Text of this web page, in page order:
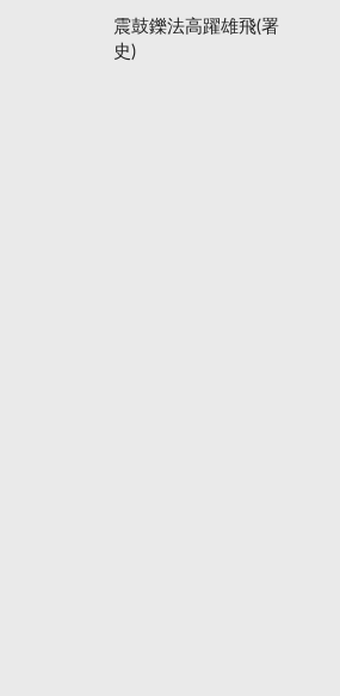
震鼓鑠法高躍雄飛(署
史)